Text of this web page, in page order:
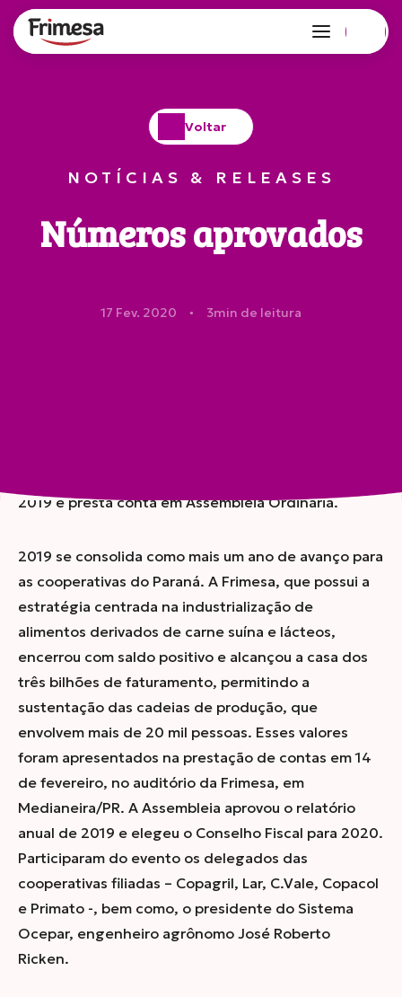
Voltar
NOTÍCIAS & RELEASES
Números aprovados
17 Fev. 2020 ● 3min de leitura
2019 e presta conta em Assembleia Ordinária.
2019 se consolida como mais um ano de avanço para
as cooperativas do Paraná. A Frimesa, que possui a
estratégia centrada na industrialização de
alimentos derivados de carne suína e lácteos,
encerrou com saldo positivo e alcançou a casa dos
três bilhões de faturamento, permitindo a
sustentação das cadeias de produção, que
envolvem mais de 20 mil pessoas. Esses valores
foram apresentados na prestação de contas em 14
de fevereiro, no auditório da Frimesa, em
Medianeira/PR. A Assembleia aprovou o relatório
anual de 2019 e elegeu o Conselho Fiscal para 2020.
Participaram do evento os delegados das
cooperativas filiadas – Copagril, Lar, C.Vale, Copacol
e Primato -, bem como, o presidente do Sistema
Ocepar, engenheiro agrônomo José Roberto
Ricken.